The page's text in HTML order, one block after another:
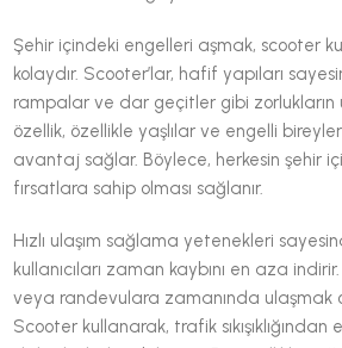
Şehir içindeki engelleri aşmak, scooter
kolaydır. Scooter’lar, hafif yapıları
rampalar ve dar geçitler gibi zorlukların
özellik, özellikle yaşlılar ve engelli
avantaj sağlar. Böylece, herkesin şehir
fırsatlara sahip olması sağlanır.
Hızlı ulaşım sağlama yetenekleri
kullanıcıları zaman kaybını en aza
veya randevulara zamanında ulaşmak
Scooter kullanarak, trafik